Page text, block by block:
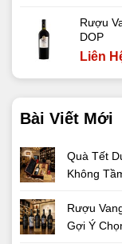
Rượu
DOP
Liên
Bài Viết Mới
Quà Tết
Không
Rượu
Gợi Ý